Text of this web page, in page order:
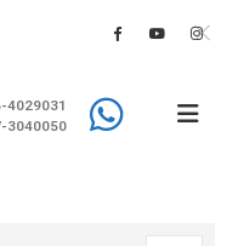
4029031
3040050